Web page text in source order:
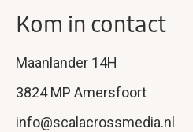
Kom in contact
Maanlander 14H
3824 MP Amersfoort
info@scalacrossmedia.nl